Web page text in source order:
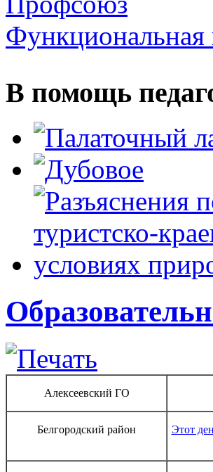
Функциональная
В помощь
Алексеевский ГО
Белгородский район
Этот